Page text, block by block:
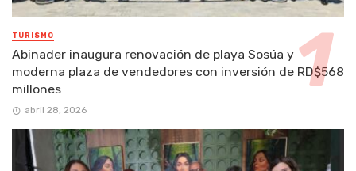
TURISMO
Abinader inaugura renovación de playa Sosúa y
moderna plaza de vendedores con inversión de RD$568
millones
abril 28, 2026